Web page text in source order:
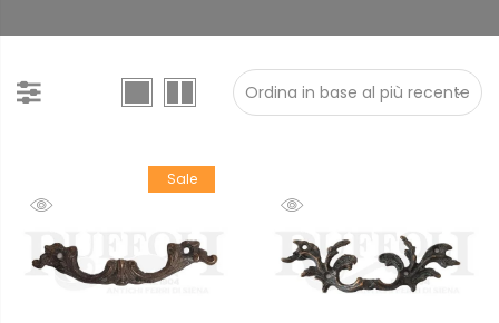
Sale